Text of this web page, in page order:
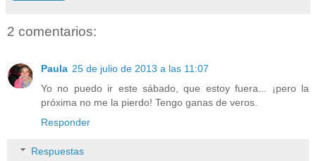
2 comentarios:
Paula 25 de julio de 2013 a las 11:07
Yo no puedo ir este sábado, que estoy fuera... ¡pero la
próxima no me la pierdo! Tengo ganas de veros.
Responder
Respuestas